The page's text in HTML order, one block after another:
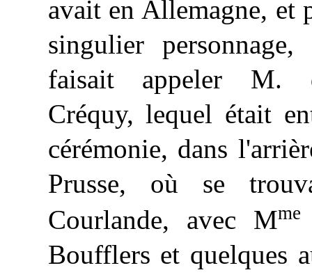
avait en Allemagne, et
singulier
faisait appeler M.
Créquy, lequel était
cérémonie, dans
Prusse, où se
Courlande, avec Mme
Boufflers et quelques